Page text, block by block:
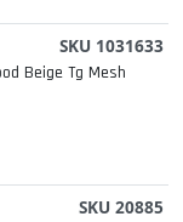
SKU 1031633
Beige Tg Mesh
SKU 20885